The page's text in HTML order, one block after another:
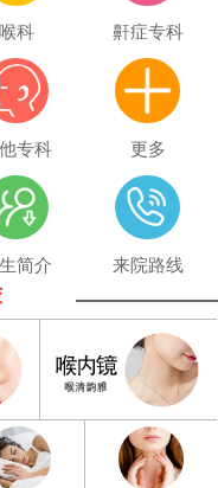
喉科 鼾症专科
专科 更多
简介 来院路线